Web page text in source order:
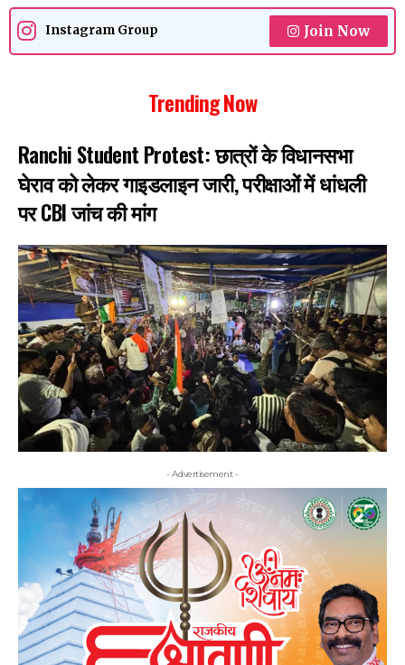
Instagram Group Join Now
Trending Now
Ranchi Student Protest: छात्रों के विधानसभा
घेराव को लेकर गाइडलाइन जारी, परीक्षाओं में धांधली
पर CBI जांच की मांग
- Advertisement -